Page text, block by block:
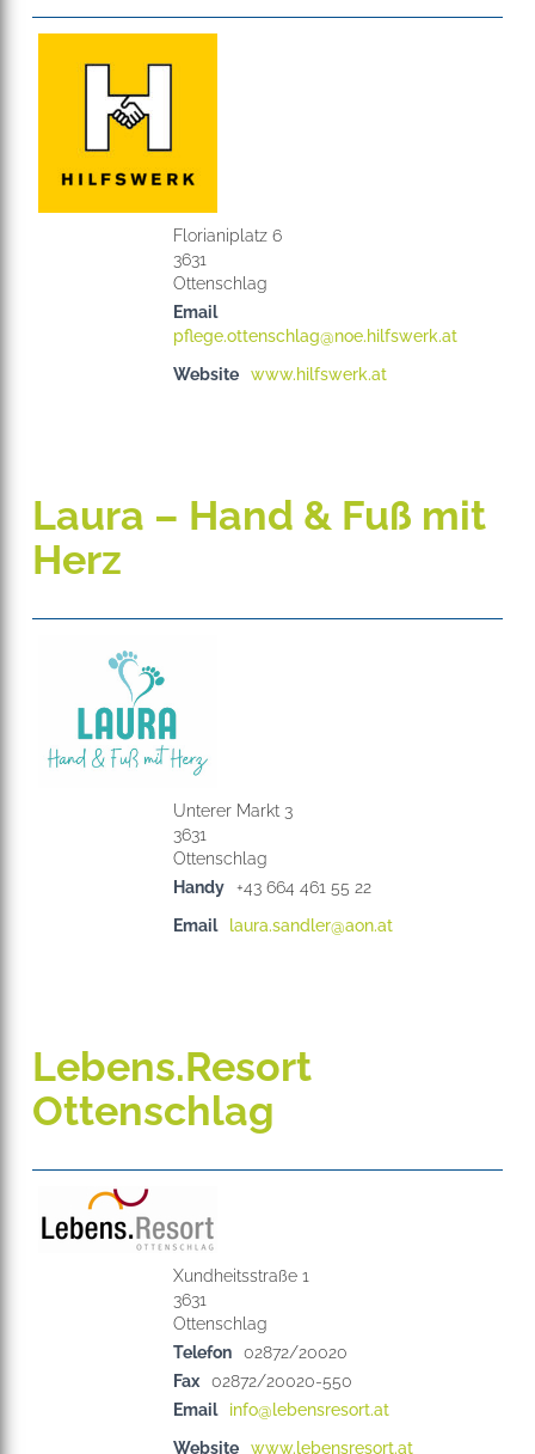
Florianiplatz 6
3631
Email
pflege.ottenschlag@noe.hilfswerk.at
Website www.hilfswerk.at
Laura – Hand & Fuß mit
Herz
Unterer Markt 3
3631
Handy +43 664 461 55 22
Email
laura.sandler@aon.at
Lebens.Resort
Ottenschlag
Xundheitsstraße 1
3631
Telefon 02872/20020
Fax 02872/20020-550
Email
info@lebensresort.at
Website www.lebensresort.at